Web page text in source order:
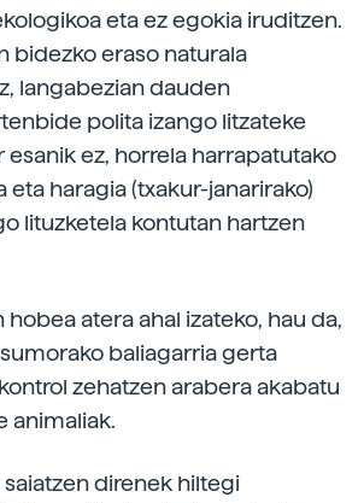
eta ez egokia iruditzen.
bidezko eraso naturala
langabezian dauden
polita izango litzateke
esanik ez, horrela harrapatutako
eta haragia (txakur-janarirako)
lituzketela kontutan hartzen
atera ahal izateko, hau da,
baliagarria gerta
zehatzen arabera akabatu
animaliak.
saiatzen direnek hiltegi